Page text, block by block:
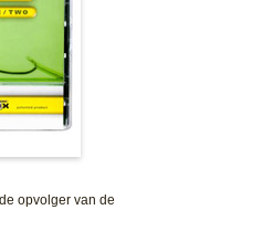
opvolger van de